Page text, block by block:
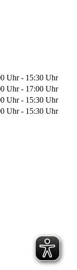
Uhr - 15:30 Uhr
Uhr - 17:00 Uhr
Uhr - 15:30 Uhr
Uhr - 15:30 Uhr